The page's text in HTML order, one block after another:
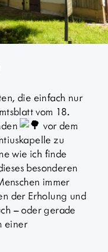
die einfach nur
vom 18.
vor dem
zu
wie ich finde
besonderen
immer
der Erholung und
– oder gerade
einer